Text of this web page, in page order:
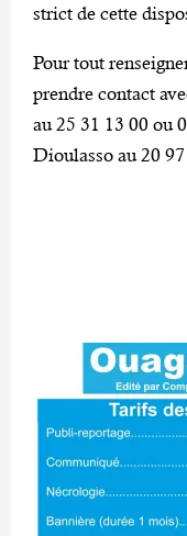
strict de cette
Pour tout
prendre contact
au 25 31 13 00 ou
Dioulasso au 20